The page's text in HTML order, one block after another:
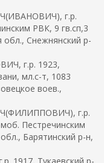
г.р.
РВК, 9 гв.сп,3
обл., Снежнянский р-
г.р. 1923,
мл.с-т, 1083
воев.,
г.р.
Пестречинским
Барятинский р-н,